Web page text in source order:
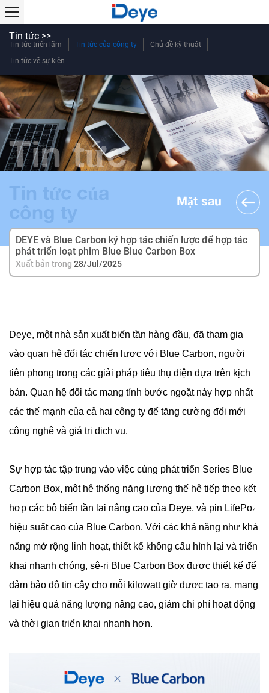
Tin tức >>
Tin tức triển lãm Tin tức của công ty
Chủ đề kỹ thuật
Tin tức về sự kiện
Tin tức
Tin tức của
công ty
Mặt sau
DEYE và Blue Carbon ký hợp tác chiến lược để hợp tác
phát triển loạt phim Blue Blue Carbon Box
Xuất bản trong 28/Jul/2025
Deye, một nhà sản xuất biến tần hàng đầu, đã tham gia
vào quan hệ đối tác chiến lược với Blue Carbon, người
tiên phong trong các giải pháp tiêu thụ điện dựa trên kịch
bản. Quan hệ đối tác mang tính bước ngoặt này hợp nhất
các thế mạnh của cả hai công ty để tăng cường đổi mới
công nghệ và giá trị dịch vụ.
Sự hợp tác tập trung vào việc cùng phát triển Series Blue
Carbon Box, một hệ thống năng lượng thế hệ tiếp theo kết
hợp các bộ biến tần lai nâng cao của Deye, và pin LifePo₄
hiệu suất cao của Blue Carbon. Với các khả năng như khả
năng mở rộng linh hoạt, thiết kế không cấu hình lại và triển
khai nhanh chóng, sê-ri Blue Carbon Box được thiết kế để
đảm bảo độ tin cậy cho mỗi kilowatt giờ được tạo ra, mang
lại hiệu quả năng lượng nâng cao, giảm chi phí hoạt động
và thời gian triển khai nhanh hơn.